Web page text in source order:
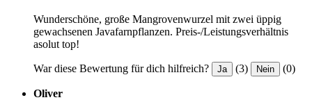
Wunderschöne, große Mangrovenwurzel mit zwei üppig
gewachsenen Javafarnpflanzen. Preis-/Leistungsverhältnis
asolut top!
War diese Bewertung für dich hilfreich? Ja (3) Nein (0)
Oliver